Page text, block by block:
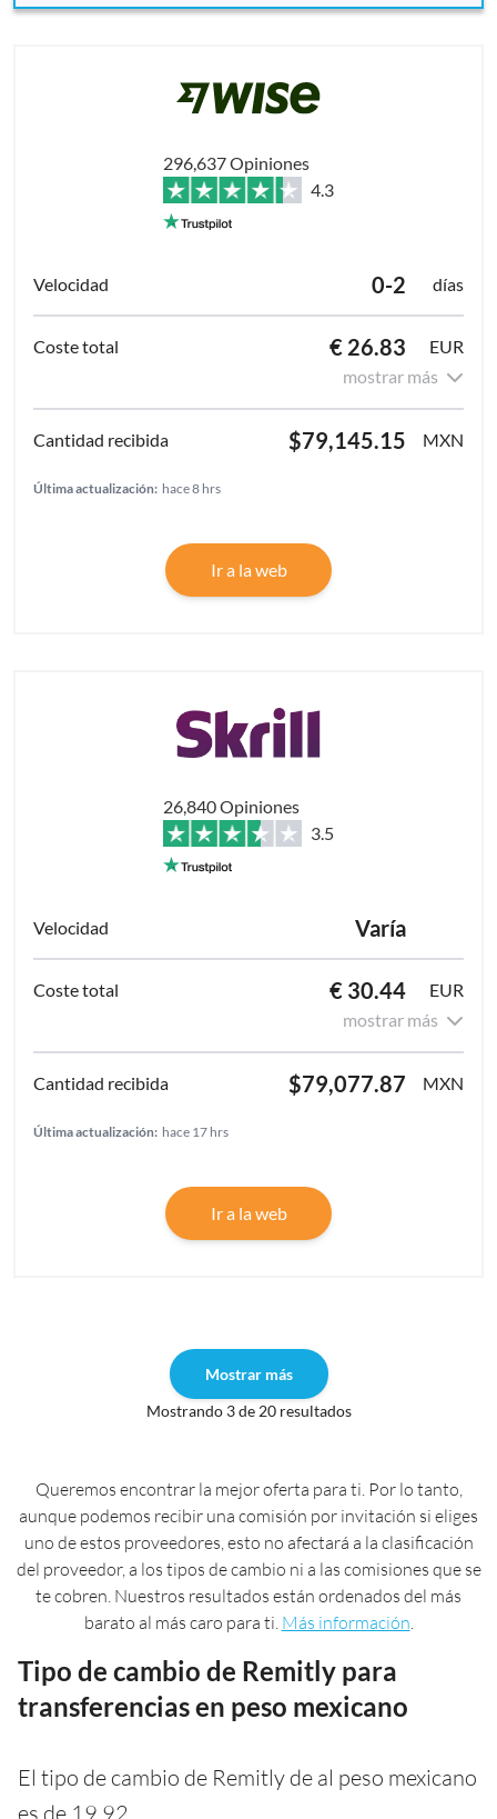
296,637 Opiniones
4.3
0-2 días
€ 26.83
EUR
mostrar más
$79,145.15 MXN
Última actualización: hace 8 hrs
Ir a la web
26,840 Opiniones
3.5
Varía
€ 30.44
EUR
mostrar más
$79,077.87 MXN
Última actualización: hace 17 hrs
Ir a la web
Mostrar más
Mostrando 3 de 20 resultados
Queremos encontrar la mejor oferta para ti. Por lo tanto,
aunque podemos recibir una comisión por invitación si eliges
uno de estos proveedores, esto no afectará a la clasificación
del proveedor, a los tipos de cambio ni a las comisiones que se
te cobren. Nuestros resultados están ordenados del más
barato al más caro para ti. Más información
Tipo de cambio de Remitly para
transferencias en peso mexicano
El tipo de cambio de Remitly de al peso mexicano
es de 19,92.